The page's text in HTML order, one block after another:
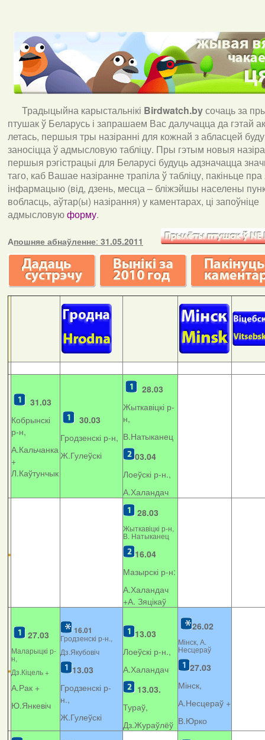
Традыцыйна карыстальнікі Birdwatch.byсочаць за
птушак ў Беларусь і запрашаем Вас далучацца да гэтай
летась, першыя тры назіранні для кожнай з абласцей
заносіцца ў адмысловую табліцу. Пры гэтым новыя
першыя рэгістрацыі для Беларусі будуць адзначацца
таго, каб Вашае назіранне трапіла ў табліцу, пакіньце пра
інфармацыю (від, дзень, месца – бліжэйшы населены
вобласць, аўтар(ы) назірання) у каментарах, ці запоўніце
адмысловуюформу.
Апошняе абнаўленне: 31.05.2011
31.03
Кобрынскі
р-н,
А.Кальчанка
+
Л.Каўтунчык
30.03
Гродзенскі р-н,
Ж.Гулеўскі
28.03
Жыткавіцкі р-
н,
В.Натыканец
03.04
Лоеўскі р-н.,
А.Халандач
28.03
Жыткавіцкі р-н,
В. Натыканец
16.04
Мазырскі р-н:
А.Халандач
+А. Зяцікаў
27.03
Маларыцкі р-
н,
Дз.Кіцель +
А.Рак +
Ю.Янкевіч
16.01
Гродзенскі р-н.,
Дз.Якубовіч
13.03
Гродзенскі р-
н.,
Ж.Гулеўскі
13.03
Лоеўскі р-н.,
А.Халандач
13.03.
Тураў,
Дз.Жураўлёў
26.02
Мінск, А.
Несцераў
27.03
Мінск,
А.Несцераў +
В.Юрко